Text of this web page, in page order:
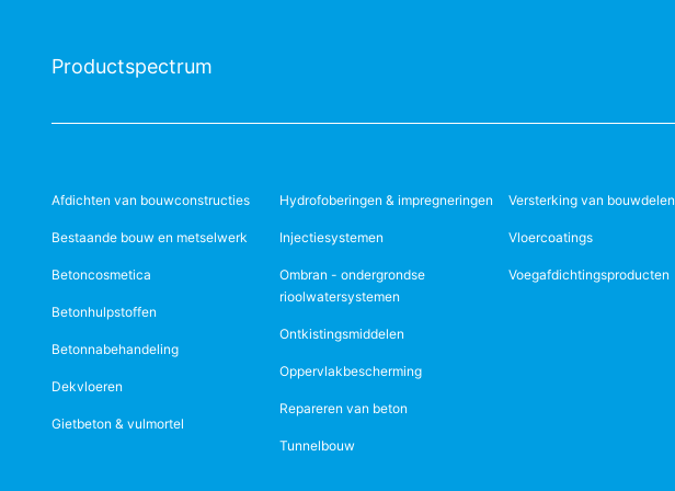
Productspectrum
Afdichten van bouwconstructies
Bestaande bouw en metselwerk
Betoncosmetica
Betonhulpstoffen
Betonnabehandeling
Dekvloeren
Gietbeton & vulmortel
Hydrofoberingen & impregneringen
Injectiesystemen
Ombran - ondergrondse
rioolwatersystemen
Ontkistingsmiddelen
Oppervlakbescherming
Repareren van beton
Tunnelbouw
Versterking van bouwdelen
Vloercoatings
Voegafdichtingsproducten